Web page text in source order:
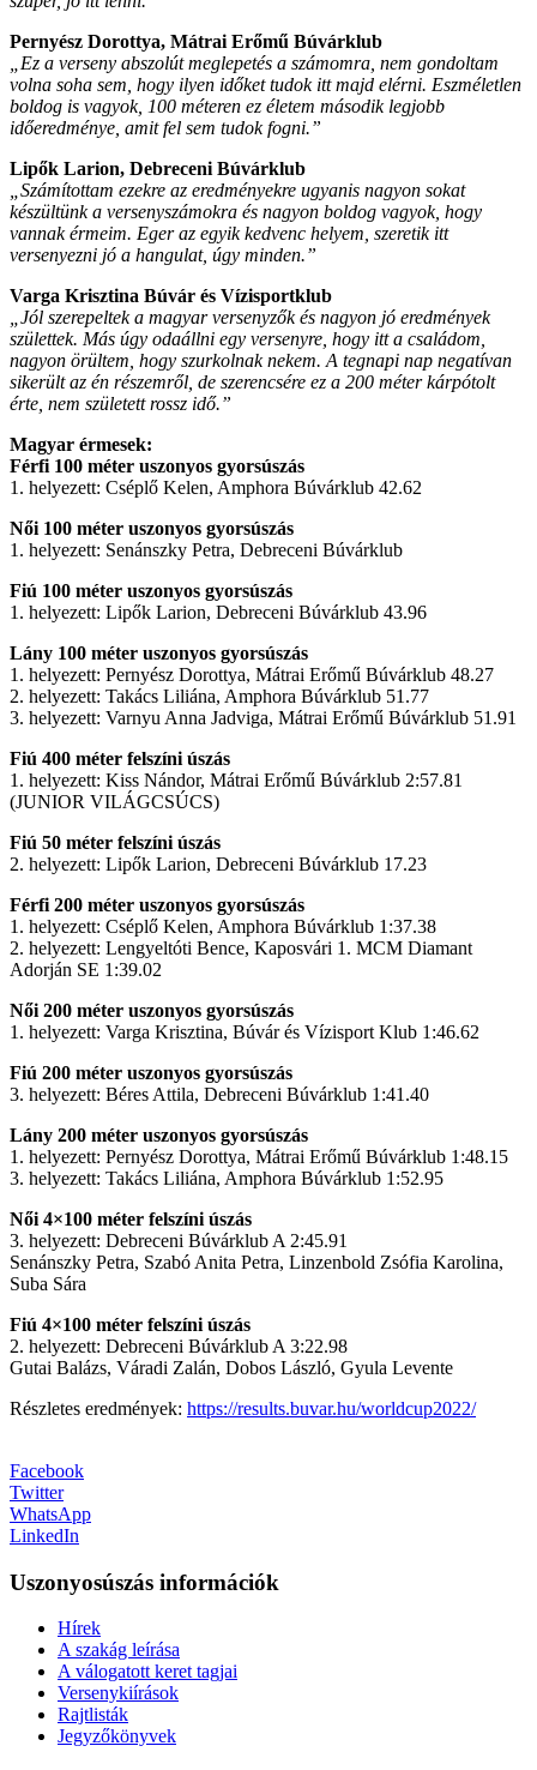
Pernyész Dorottya, Mátrai Erőmű Búvárklub
„Ez a verseny abszolút meglepetés a számomra, nem gondoltam
volna soha sem, hogy ilyen időket tudok itt majd elérni. Eszméletlen
boldog is vagyok, 100 méteren ez életem második legjobb
időeredménye, amit fel sem tudok fogni.”
Lipők Larion, Debreceni Búvárklub
„Számítottam ezekre az eredményekre ugyanis nagyon sokat
készültünk a versenyszámokra és nagyon boldog vagyok, hogy
vannak érmeim. Eger az egyik kedvenc helyem, szeretik itt
versenyezni jó a hangulat, úgy minden.”
Varga Krisztina Búvár és Vízisportklub
„Jól szerepeltek a magyar versenyzők és nagyon jó eredmények
születtek. Más úgy odaállni egy versenyre, hogy itt a családom,
nagyon örültem, hogy szurkolnak nekem. A tegnapi nap negatívan
sikerült az én részemről, de szerencsére ez a 200 méter kárpótolt
érte, nem született rossz idő.”
Magyar érmesek:
Férfi 100 méter uszonyos gyorsúszás
1. helyezett: Cséplő Kelen, Amphora Búvárklub 42.62
Női 100 méter uszonyos gyorsúszás
1. helyezett: Senánszky Petra, Debreceni Búvárklub
Fiú 100 méter uszonyos gyorsúszás
1. helyezett: Lipők Larion, Debreceni Búvárklub 43.96
Lány 100 méter uszonyos gyorsúszás
1. helyezett: Pernyész Dorottya, Mátrai Erőmű Búvárklub 48.27
2. helyezett: Takács Liliána, Amphora Búvárklub 51.77
3. helyezett: Varnyu Anna Jadviga, Mátrai Erőmű Búvárklub 51.91
Fiú 400 méter felszíni úszás
1. helyezett: Kiss Nándor, Mátrai Erőmű Búvárklub 2:57.81
(JUNIOR VILÁGCSÚCS)
Fiú 50 méter felszíni úszás
2. helyezett: Lipők Larion, Debreceni Búvárklub 17.23
Férfi 200 méter uszonyos gyorsúszás
1. helyezett: Cséplő Kelen, Amphora Búvárklub 1:37.38
2. helyezett: Lengyeltóti Bence, Kaposvári 1. MCM Diamant
Adorján SE 1:39.02
Női 200 méter uszonyos gyorsúszás
1. helyezett: Varga Krisztina, Búvár és Vízisport Klub 1:46.62
Fiú 200 méter uszonyos gyorsúszás
3. helyezett: Béres Attila, Debreceni Búvárklub 1:41.40
Lány 200 méter uszonyos gyorsúszás
1. helyezett: Pernyész Dorottya, Mátrai Erőmű Búvárklub 1:48.15
3. helyezett: Takács Liliána, Amphora Búvárklub 1:52.95
Női 4×100 méter felszíni úszás
3. helyezett: Debreceni Búvárklub A 2:45.91
Senánszky Petra, Szabó Anita Petra, Linzenbold Zsófia Karolina,
Suba Sára
Fiú 4×100 méter felszíni úszás
2. helyezett: Debreceni Búvárklub A 3:22.98
Gutai Balázs, Váradi Zalán, Dobos László, Gyula Levente
Részletes eredmények: https://results.buvar.hu/worldcup2022/
Facebook
Twitter
WhatsApp
LinkedIn
Uszonyosúszás információk
Hírek
A szakág leírása
A válogatott keret tagjai
Versenykiírások
Rajtlisták
Jegyzőkönyvek